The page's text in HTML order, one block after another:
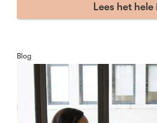
Lees het hele
Blog